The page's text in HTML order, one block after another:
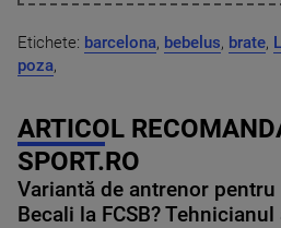
Etichete: barcelona, bebelus, brate,
poza,
ARTICOL
SPORT.RO
Variantă de antrenor pentru
Becali la FCSB? Tehnicianul